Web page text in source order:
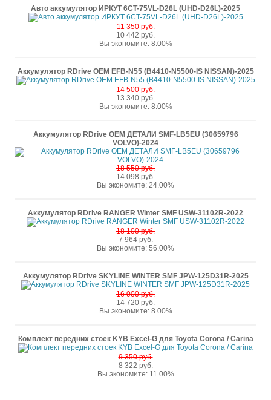
Авто аккумулятор ИРКУТ 6CT-75VL-D26L (UHD-D26L)-2025
11 350 руб.
10 442 руб.
Вы экономите: 8.00%
Аккумулятор RDrive OEM EFB-N55 (B4410-N5500-IS NISSAN)-2025
14 500 руб.
13 340 руб.
Вы экономите: 8.00%
Аккумулятор RDrive OEM ДЕТАЛИ SMF-LB5EU (30659796
VOLVO)-2024
18 550 руб.
14 098 руб.
Вы экономите: 24.00%
Аккумулятор RDrive RANGER Winter SMF USW-31102R-2022
18 100 руб.
7 964 руб.
Вы экономите: 56.00%
Аккумулятор RDrive SKYLINE WINTER SMF JPW-125D31R-2025
16 000 руб.
14 720 руб.
Вы экономите: 8.00%
Комплект передних стоек KYB Excel-G для Toyota Corona / Carina
9 350 руб.
8 322 руб.
Вы экономите: 11.00%